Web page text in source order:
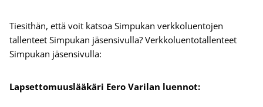
Tiesithän, että voit katsoa Simpukan verkkoluentojen
tallenteet Simpukan jäsensivulla? Verkkoluentotallenteet
Simpukan jäsensivulla:
Lapsettomuuslääkäri Eero Varilan luennot: